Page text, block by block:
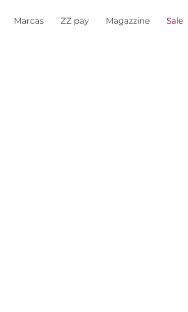
Marcas ZZ pay Magazzine Sale